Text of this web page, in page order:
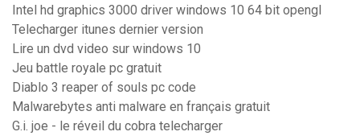
Intel hd graphics 3000 driver windows 10 64 bit opengl
Telecharger itunes dernier version
Lire un dvd video sur windows 10
Jeu battle royale pc gratuit
Diablo 3 reaper of souls pc code
Malwarebytes anti malware en français gratuit
G.i. joe - le réveil du cobra telecharger